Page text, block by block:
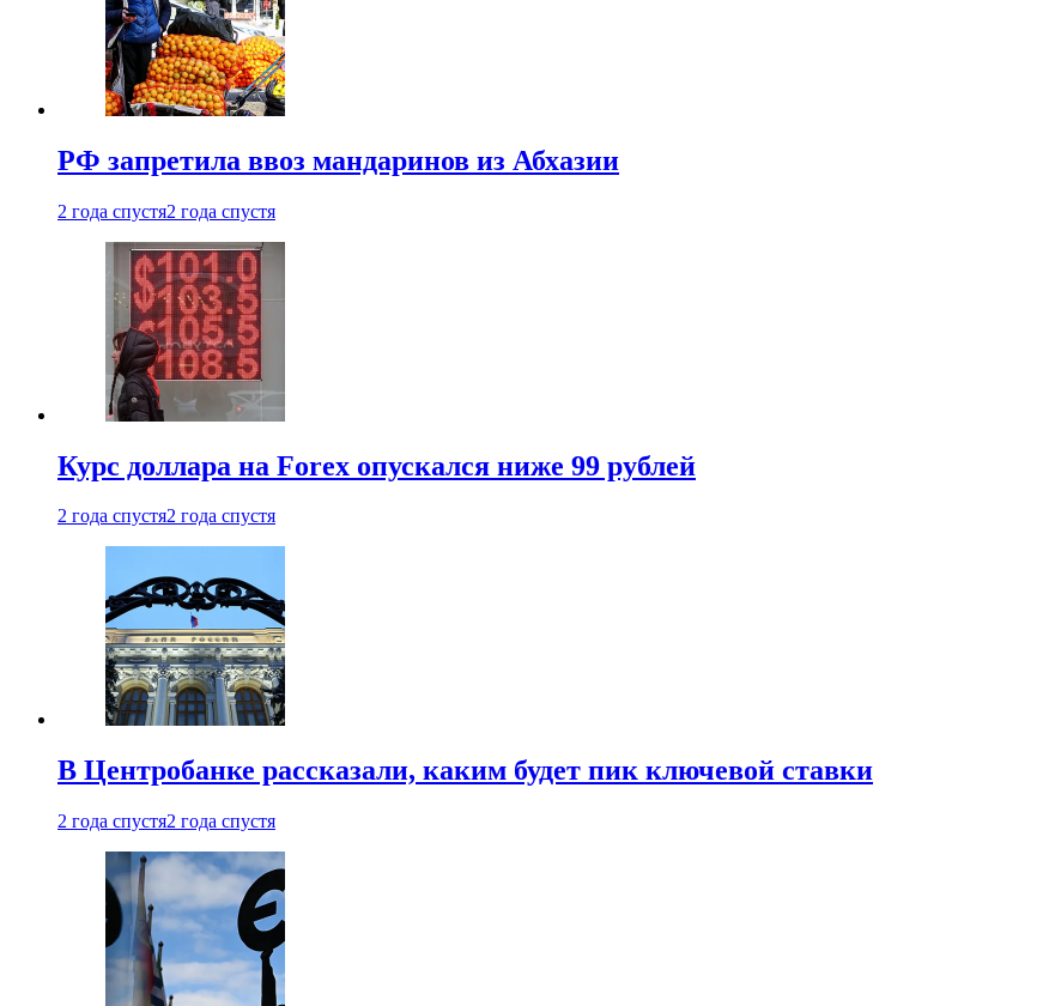
РФ запретила ввоз мандаринов из Абхазии
2 года спустя2 года спустя
Курс доллара на Forex опускался ниже 99 рублей
2 года спустя2 года спустя
В Центробанке рассказали, каким будет пик ключевой ставки
2 года спустя2 года спустя